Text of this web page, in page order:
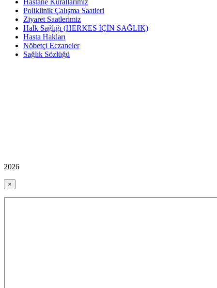
Hastane Kurallarımız
Poliklinik Çalışma Saatleri
Ziyaret Saatlerimiz
Halk Sağlığı (HERKES İÇİN SAĞLIK)
Hasta Hakları
Nöbetçi Eczaneler
Sağlık Sözlüğü
2026
×